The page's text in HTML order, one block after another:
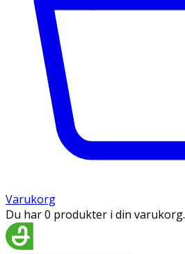
Varukorg
Du har 0 produkter i din varukorg.